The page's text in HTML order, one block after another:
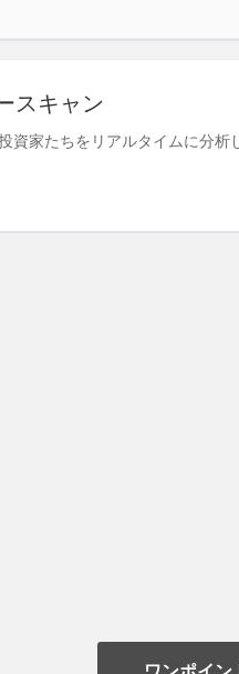
スキャン
資家たちをリアルタイムに分析